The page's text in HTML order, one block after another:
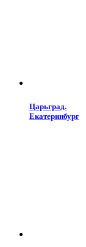
Царьград.
Екатеринбург